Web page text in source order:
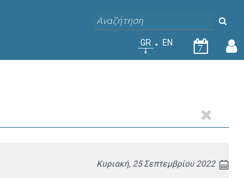
GR EN
7
Κυριακή, 25 Σεπτεμβρίου 2022